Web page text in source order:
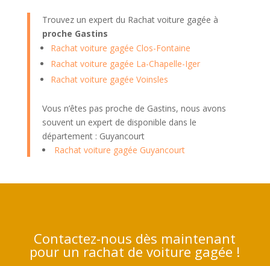
Trouvez un expert du Rachat voiture gagée à
proche Gastins
Rachat voiture gagée Clos-Fontaine
Rachat voiture gagée La-Chapelle-Iger
Rachat voiture gagée Voinsles
Vous n’êtes pas proche de Gastins, nous avons
souvent un expert de disponible dans le
département : Guyancourt
Rachat voiture gagée Guyancourt
Contactez-nous dès maintenant
pour un rachat de voiture gagée !